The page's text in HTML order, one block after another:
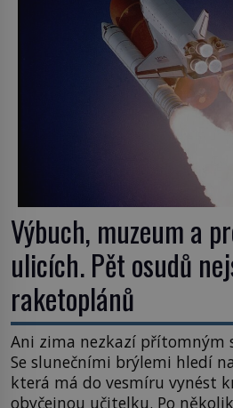
Výbuch, muzeum a
ulicích. Pět osudů
raketoplánů
Ani zima nezkazí přítomným
Se slunečními brýlemi hledí
která má do vesmíru vynést
obyčejnou učitelku. Po